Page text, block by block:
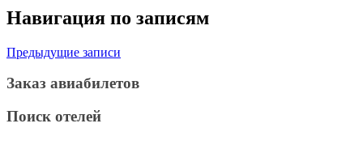
Навигация по записям
Предыдущие записи
Заказ авиабилетов
Поиск отелей